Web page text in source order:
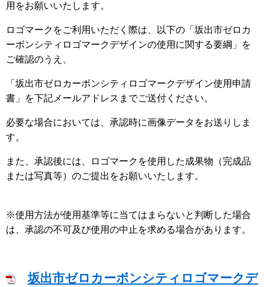
用をお願いいたします。
ロゴマークをご利用いただく際は、以下の「坂出市ゼロカ
ーボンシティロゴマークデザインの使用に関する要綱」を
ご確認のうえ、
「坂出市ゼロカーボンシティロゴマークデザイン使用申請
書」を下記メールアドレスまでご送付ください。
必要な場合においては、承認時に画像データをお送りしま
す。
また、承認後には、ロゴマークを使用した成果物（完成品
または写真等）のご提出をお願いいたします。
※使用方法が使用基準等に当てはまらないと判断した場合
は、承認の不可及び使用の中止を求める場合があります。
坂出市ゼロカーボンシティロゴマークデ